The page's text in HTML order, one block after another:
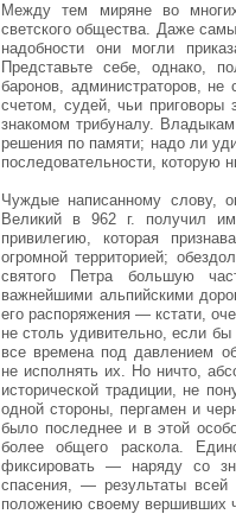
Между тем миряне во
светского общества. Даже
надобности они могли
Представьте себе, однако,
баронов, администраторов,
счетом, судей, чьи
знакомом трибуналу.
решения по памяти; надо ли
последовательности, которую
Чуждые написанному слову,
Великий в 962 г. получил
привилегию, которая
огромной территорией;
святого Петра большую
важнейшими альпийскими
его распоряжения — кстати,
не столь удивительно, если
все времена под давлением
не исполнять их. Но ничто,
исторической традиции, не
одной стороны, пергамен и
было последнее и в этой
более общего раскола.
фиксировать — наряду со
спасения, — результаты всей
положению своему вершивших